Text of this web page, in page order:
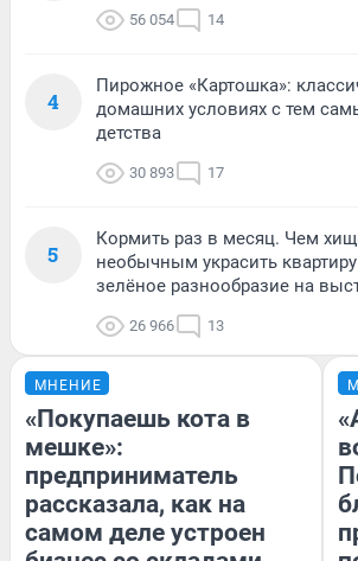
56 054 14
4
Пирожное «Картошка»:
домашних условиях с тем
детства
30 893 17
5
Кормить раз в месяц. Чем
необычным украсить
зелёное разнообразие на
26 966 13
МНЕНИЕ
«Покупаешь кота в
мешке»:
предприниматель
рассказала, как на
самом деле устроен